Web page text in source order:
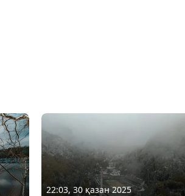
22:03, 30 қазан 2025